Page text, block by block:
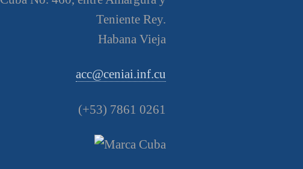
Teniente Rey.
Habana Vieja
acc@ceniai.inf.cu
(+53) 7861 0261